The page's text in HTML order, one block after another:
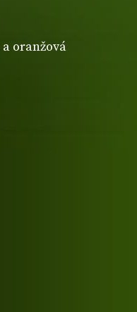
oranžová